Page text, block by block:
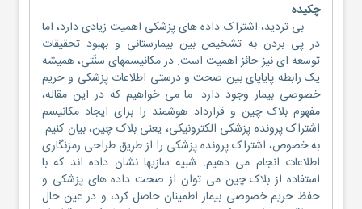
چکیده
بی تردید، اشتراک داده های پزشکی اهمیت زیادی دارد، اما
در پی بردن به تشخیص بین بیمارستانی و بهبود تحقیقات
توسعه ای نیز حائز اهمیت است. در مکانیسمهای سنّتی، همیشه
یک رابطه پایاپای بین صحت و درستی اطلاعات پزشکی و حریم
خصوصی بیمار وجود دارد. ما می خواهیم که در این مقاله،
مفهوم بلاک چین و قرارداد هوشمند را برای ایجاد مکانیسم
اشتراک پرونده پزشکی الکترونیکی، یعنی بلاک چین، بیان کنیم.
به خصوص، اشتراک پرونده پزشکی را از طریق طراحی رمزنگاری
اطلاعات انجام می دهیم. شبیه سازیها نشان داده اند که با
استفاده از بلاک چین می توان از صحت داده های پزشکی و
حفظ حریم خصوصی بیمار اطمینان حاصل کرد، و در عین حال